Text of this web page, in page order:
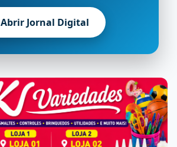
Abrir Jornal Digital